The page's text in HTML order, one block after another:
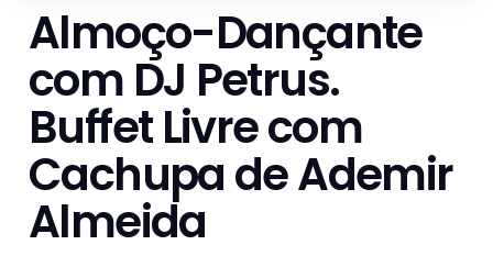
Almoço-Dançante
com DJ Petrus.
Buffet Livre com
Cachupa de Ademir
Almeida